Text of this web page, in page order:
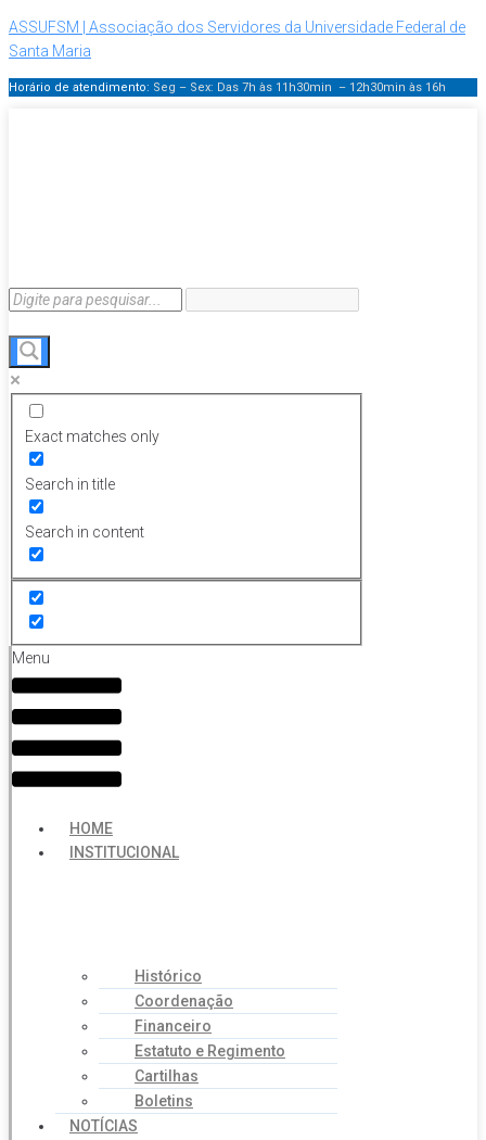
ASSUFSM | Associação dos Servidores da Universidade Federal de
Santa Maria
Horário de atendimento: Seg – Sex: Das 7h às 11h30min – 12h30min às 16h
Exact matches only
Search in title
Search in content
Menu
HOME
INSTITUCIONAL
Histórico
Coordenação
Financeiro
Estatuto e Regimento
Cartilhas
Boletins
NOTÍCIAS